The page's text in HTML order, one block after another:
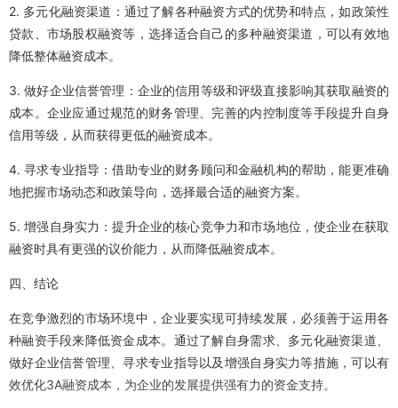
2. 多元化融资渠道：通过了解各种融资方式的优势和特点，如政策性
贷款、市场股权融资等，选择适合自己的多种融资渠道，可以有效地
降低整体融资成本。
3. 做好企业信誉管理：企业的信用等级和评级直接影响其获取融资的
成本。企业应通过规范的财务管理、完善的内控制度等手段提升自身
信用等级，从而获得更低的融资成本。
4. 寻求专业指导：借助专业的财务顾问和金融机构的帮助，能更准确
地把握市场动态和政策导向，选择最合适的融资方案。
5. 增强自身实力：提升企业的核心竞争力和市场地位，使企业在获取
融资时具有更强的议价能力，从而降低融资成本。
四、结论
在竞争激烈的市场环境中，企业要实现可持续发展，必须善于运用各
种融资手段来降低资金成本。通过了解自身需求、多元化融资渠道、
做好企业信誉管理、寻求专业指导以及增强自身实力等措施，可以有
效优化3A融资成本，为企业的发展提供强有力的资金支持。